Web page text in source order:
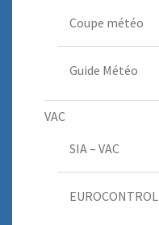
Coupe météo
Guide Météo
VAC
SIA – VAC
EUROCONTROL